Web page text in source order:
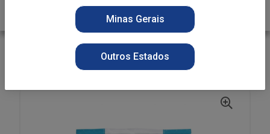
PRODUTOS NATURAIS
SECOS
GRAN NATURALE 250G LIGHT FRUTAS
Minas Gerais
Outros Estados